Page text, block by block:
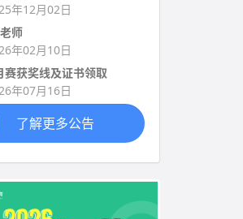
年12月02日
师
年02月10日
赛获奖线及证书领取
年07月16日
了解更多公告